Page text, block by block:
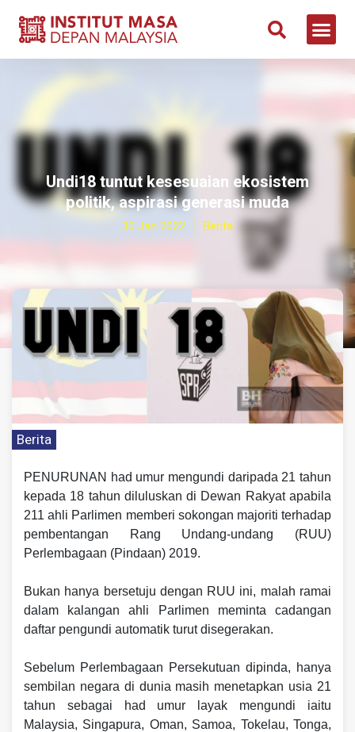
Undi18 tuntut kesesuaian ekosistem
politik, aspirasi generasi muda
30 Jan 2022 Berita
Berita
PENURUNAN had umur mengundi daripada 21 tahun
kepada 18 tahun diluluskan di Dewan Rakyat apabila
211 ahli Parlimen memberi sokongan majoriti terhadap
pembentangan Rang Undang-undang (RUU)
Perlembagaan (Pindaan) 2019.
Bukan hanya bersetuju dengan RUU ini, malah ramai
dalam kalangan ahli Parlimen meminta cadangan
daftar pengundi automatik turut disegerakan.
Sebelum Perlembagaan Persekutuan dipinda, hanya
sembilan negara di dunia masih menetapkan usia 21
tahun sebagai had umur layak mengundi iaitu
Malaysia, Singapura, Oman, Samoa, Tokelau, Tonga,